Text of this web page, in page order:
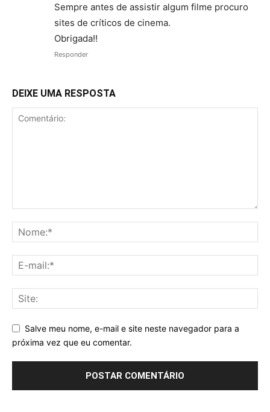
Sempre antes de assistir algum filme procuro
sites de críticos de cinema.
Obrigada!!
Responder
DEIXE UMA RESPOSTA
Salve meu nome, e-mail e site neste navegador para a
próxima vez que eu comentar.